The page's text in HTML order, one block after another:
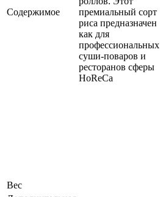
Содержимое
премиальный сорт
риса предназначен
как для
профессиональных
суши-поваров и
ресторанов сферы
HoReCa
Вес